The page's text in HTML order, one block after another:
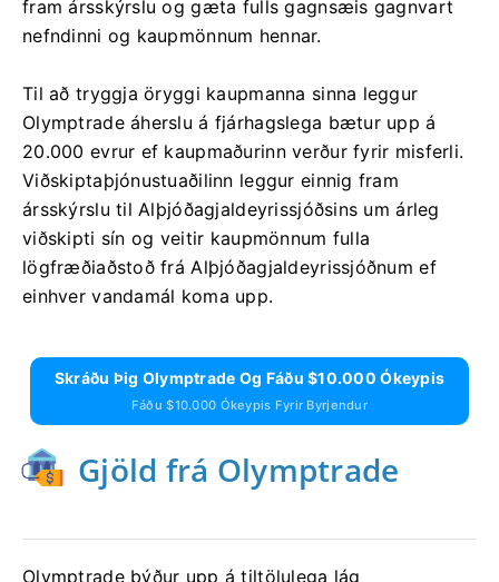
fram ársskýrslu og gæta fulls gagnsæis gagnvart
nefndinni og kaupmönnum hennar.
Til að tryggja öryggi kaupmanna sinna leggur
Olymptrade áherslu á fjárhagslega bætur upp á
20.000 evrur ef kaupmaðurinn verður fyrir misferli.
Viðskiptaþjónustuaðilinn leggur einnig fram
ársskýrslu til Alþjóðagjaldeyrissjóðsins um árleg
viðskipti sín og veitir kaupmönnum fulla
lögfræðiaðstoð frá Alþjóðagjaldeyrissjóðnum ef
einhver vandamál koma upp.
Skráðu Þig Olymptrade Og Fáðu $10.000 Ókeypis
Fáðu $10.000 Ókeypis Fyrir Byrjendur
Gjöld frá Olymptrade
Olymptrade býður upp á tiltölulega lág